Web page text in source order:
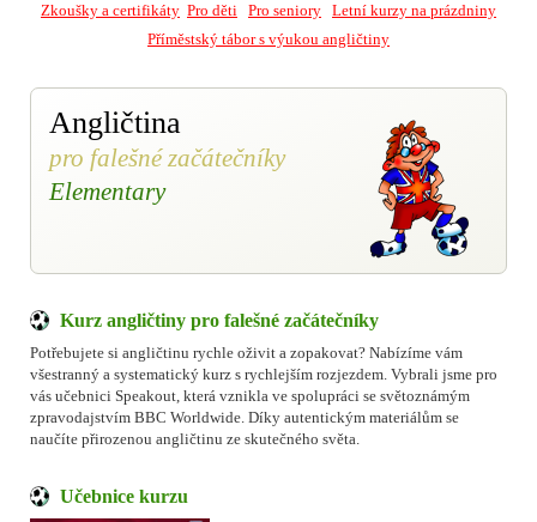
Zkoušky a certifikáty Pro děti Pro seniory Letní kurzy na prázdniny
Příměstský tábor s výukou angličtiny
Angličtina
pro falešné začátečníky
Elementary
Kurz angličtiny pro falešné začátečníky
Potřebujete si angličtinu rychle oživit a zopakovat? Nabízíme vám
všestranný a systematický kurz s rychlejším rozjezdem. Vybrali jsme pro
vás učebnici Speakout, která vznikla ve spolupráci se světoznámým
zpravodajstvím BBC Worldwide. Díky autentickým materiálům se
naučíte přirozenou angličtinu ze skutečného světa.
Učebnice kurzu